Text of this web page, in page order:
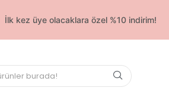
İlk kez üye olacaklara özel %10 indirim!